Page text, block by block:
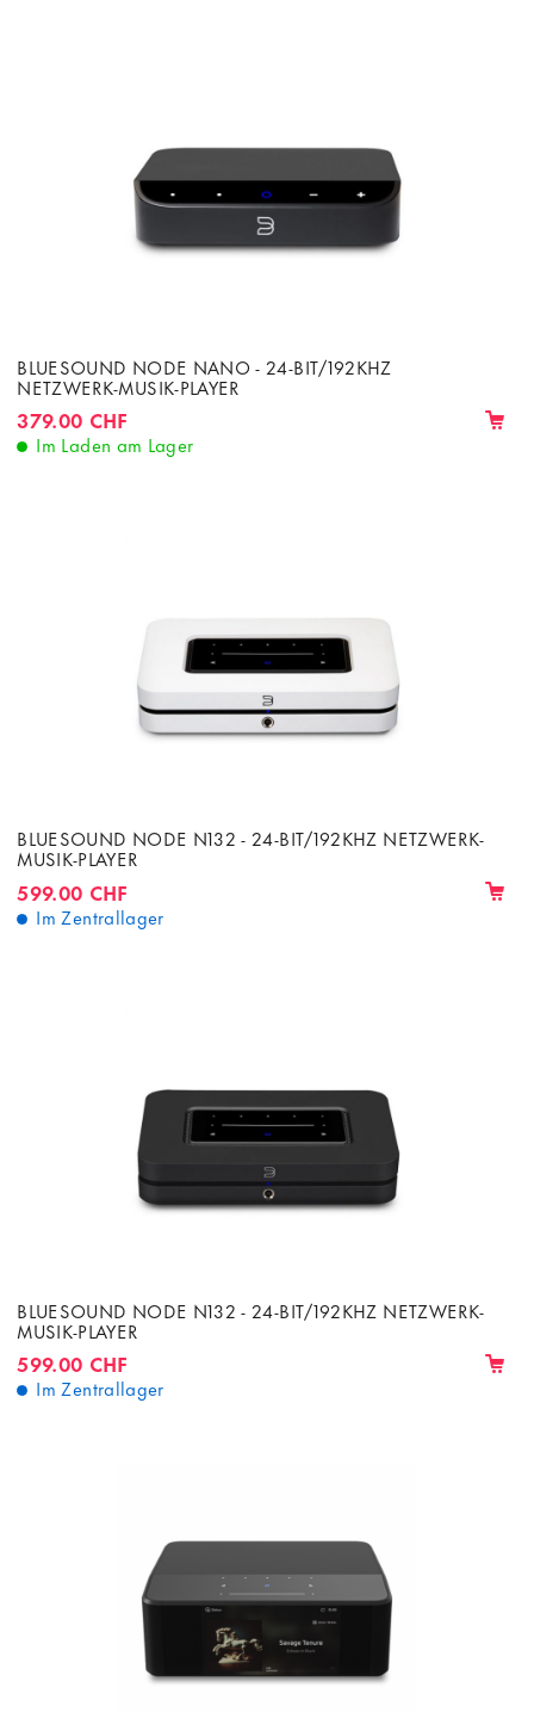
BLUESOUND NODE NANO - 24-BIT/192KHZ
NETZWERK-MUSIK-PLAYER
379.00 CHF
Im Laden am Lager
BLUESOUND NODE N132 - 24-BIT/192KHZ NETZWERK-
MUSIK-PLAYER
599.00 CHF
Im Zentrallager
BLUESOUND NODE N132 - 24-BIT/192KHZ NETZWERK-
MUSIK-PLAYER
599.00 CHF
Im Zentrallager